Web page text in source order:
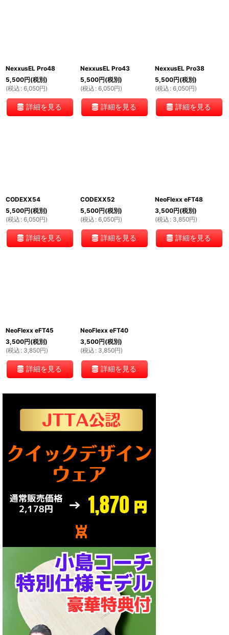
NexxusEL Pro48
5,500円(税別)
(税込 : 6,050円)
詳細を見る
NexxusEL Pro43
5,500円(税別)
(税込 : 6,050円)
詳細を見る
NexxusEL Pro38
5,500円(税別)
(税込 : 6,050円)
詳細を見る
CODEXX54
5,500円(税別)
(税込 : 6,050円)
詳細を見る
CODEXX52
5,500円(税別)
(税込 : 6,050円)
詳細を見る
NeoFlexx eFT48
3,500円(税別)
(税込 : 3,850円)
詳細を見る
NeoFlexx eFT45
3,500円(税別)
(税込 : 3,850円)
詳細を見る
NeoFlexx eFT40
3,500円(税別)
(税込 : 3,850円)
詳細を見る